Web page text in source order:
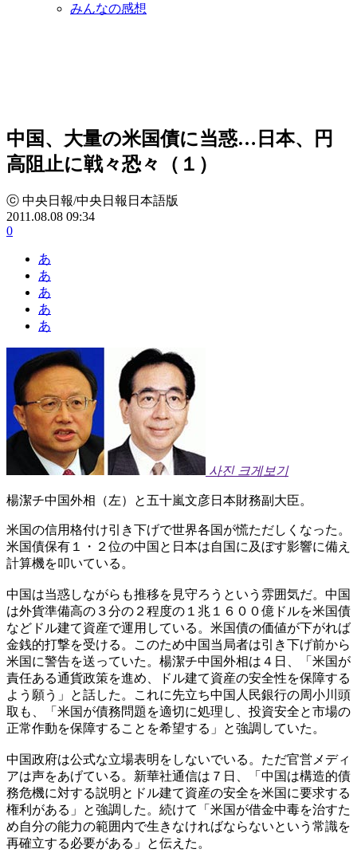
みんなの感想
中国、大量の米国債に当惑…日本、円
高阻止に戦々恐々（１）
ⓒ 中央日報/中央日報日本語版
2011.08.08 09:34
0
あ
あ
あ
あ
あ
사진 크게보기
楊潔チ中国外相（左）と五十嵐文彦日本財務副大臣。
米国の信用格付け引き下げで世界各国が慌ただしくなった。
米国債保有１・２位の中国と日本は自国に及ぼす影響に備え
計算機を叩いている。
中国は当惑しながらも推移を見守ろうという雰囲気だ。中国
は外貨準備高の３分の２程度の１兆１６００億ドルを米国債
などドル建て資産で運用している。米国債の価値が下がれば
金銭的打撃を受ける。このため中国当局者は引き下げ前から
米国に警告を送っていた。楊潔チ中国外相は４日、「米国が
責任ある通貨政策を進め、ドル建て資産の安全性を保障する
よう願う」と話した。これに先立ち中国人民銀行の周小川頭
取も、「米国が債務問題を適切に処理し、投資安全と市場の
正常作動を保障することを希望する」と強調していた。
中国政府は公式な立場表明をしないでいる。ただ官営メディ
アは声をあげている。新華社通信は７日、「中国は構造的債
務危機に対する説明とドル建て資産の安全を米国に要求する
権利がある」と強調した。続けて「米国が借金中毒を治すた
め自分の能力の範囲内で生きなければならないという常識を
再確立する必要がある」と伝えた。